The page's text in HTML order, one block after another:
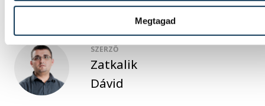
Megtagad
SZERZŐ
Zatkalik
Dávid